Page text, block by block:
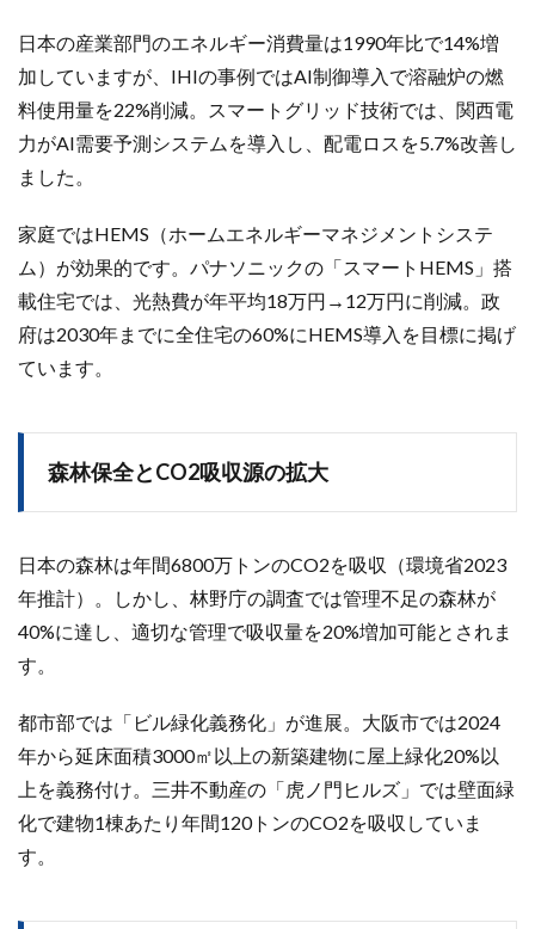
日本の産業部門のエネルギー消費量は1990年比で14%増
加していますが、IHIの事例ではAI制御導入で溶融炉の燃
料使用量を22%削減。スマートグリッド技術では、関西電
力がAI需要予測システムを導入し、配電ロスを5.7%改善し
ました。
家庭ではHEMS（ホームエネルギーマネジメントシステ
ム）が効果的です。パナソニックの「スマートHEMS」搭
載住宅では、光熱費が年平均18万円→12万円に削減。政
府は2030年までに全住宅の60%にHEMS導入を目標に掲げ
ています。
森林保全とCO2吸収源の拡大
日本の森林は年間6800万トンのCO2を吸収（環境省2023
年推計）。しかし、林野庁の調査では管理不足の森林が
40%に達し、適切な管理で吸収量を20%増加可能とされま
す。
都市部では「ビル緑化義務化」が進展。大阪市では2024
年から延床面積3000㎡以上の新築建物に屋上緑化20%以
上を義務付け。三井不動産の「虎ノ門ヒルズ」では壁面緑
化で建物1棟あたり年間120トンのCO2を吸収していま
す。